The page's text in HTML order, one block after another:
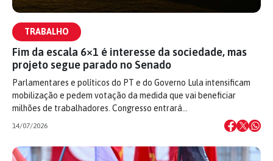
TRABALHO
Fim da escala 6×1 é interesse da sociedade, mas
projeto segue parado no Senado
Parlamentares e políticos do PT e do Governo Lula intensificam
mobilização e pedem votação da medida que vai beneficiar
milhões de trabalhadores. Congresso entrará…
14/07/2026